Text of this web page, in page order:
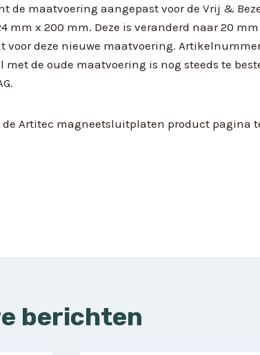
de maatvoering aangepast voor de Vrij &
mm x 200 mm. Deze is veranderd naar 20
deze nieuwe maatvoering. Artikelnummer:
met de oude maatvoering is nog steeds te
Artitec magneetsluitplaten product pagina
berichten